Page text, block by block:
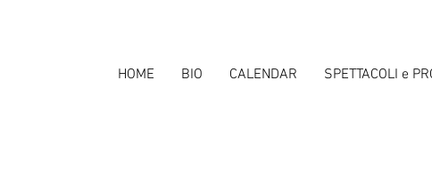
HOME BIO CALENDAR SPETTACOLI e